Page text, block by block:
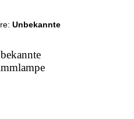
Unbekannte